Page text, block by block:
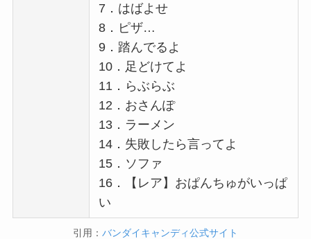
7．はばよせ
8．ピザ…
9．踏んでるよ
10．足どけてよ
11．らぶらぶ
12．おさんぽ
13．ラーメン
14．失敗したら言ってよ
15．ソファ
16．【レア】おぱんちゅがいっぱ
い
引用： バンダイキャンディ公式サイト